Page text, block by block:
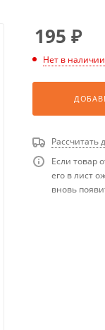
195 ₽
Нет в наличии
Рассчитать
Если товар
его в лист
вновь